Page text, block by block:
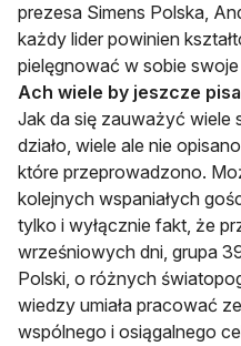
prezesa Simens Polska,
każdy lider powinien
pielęgnować w sobie
Ach wiele by jeszcze
Jak da się zauważyć wiele
działo, wiele ale nie
które przeprowadzono.
kolejnych wspaniałych
tylko i wyłącznie fakt, że
wrześniowych dni, grupa
Polski, o różnych
wiedzy umiała pracować
wspólnego i osiągalnego